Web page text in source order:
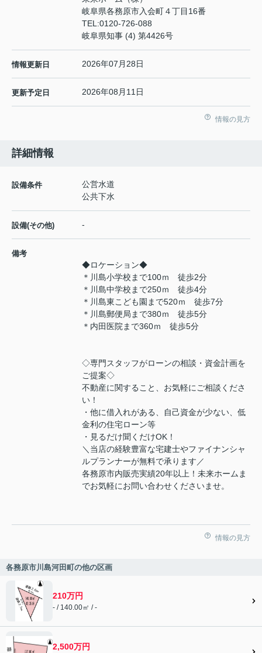
岐阜県各務原市入会町４丁目16番
TEL:0120-726-088
岐阜県知事 (4) 第4426号
情報更新日 2026年07月28日
更新予定日 2026年08月11日
情報の見方
詳細情報
設備条件
公営水道
公共下水
設備(その他) -
備考
◆ロケーション◆
＊川島小学校まで100ｍ 徒歩2分
＊川島中学校まで250ｍ 徒歩4分
＊川島東こども園まで520ｍ 徒歩7分
＊川島郵便局まで380ｍ 徒歩5分
＊内田医院まで360ｍ 徒歩5分
◇専門スタッフがローンの相談・資金計画を
ご提案◇
不動産に関すること、お気軽にご相談くださ
い！
・他に借入れがある、自己資金が少ない、低
金利の住宅ローン等
・見るだけ聞くだけOK！
＼当店の経験豊富な宅建士やファイナンシャ
ルプランナーが無料で承ります／
各務原市内販売実績20年以上！未来ホームま
でお気軽にお問い合わせくださいませ。
情報の見方
各務原市川島河田町の他の区画
210万円
- / 140.00㎡ / -
2,500万円